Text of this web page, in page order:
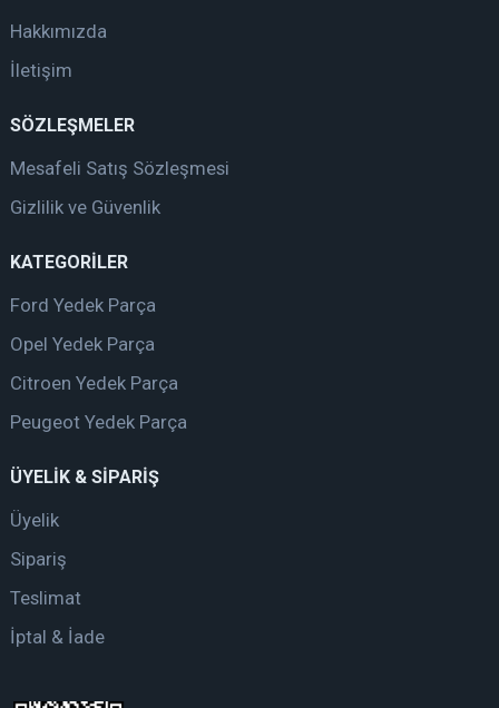
Hakkımızda
İletişim
SÖZLEŞMELER
Mesafeli Satış Sözleşmesi
Gizlilik ve Güvenlik
KATEGORİLER
Ford Yedek Parça
Opel Yedek Parça
Citroen Yedek Parça
Peugeot Yedek Parça
ÜYELİK & SİPARİŞ
Üyelik
Sipariş
Teslimat
İptal & İade